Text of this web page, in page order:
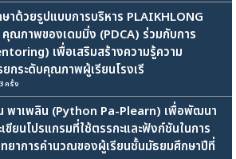
ด้วยรูปแบบการบริหาร PLAIKHLONG
คุณภาพของเดมมิ่ง (PDCA) ร่วมกับการ
เพื่อเสริมสร้างความรู้ความ
กระดับคุณภาพผู้เรียนโรงเรี
ครั้ง
พาเพลิน (Python Pa-Plearn) เพื่อพัฒนา
ขียนโปรแกรมที่ใช้ตรรกะและฟังก์ชันในการ
ยาการคำนวณของผู้เรียนชั้นมัธยมศึกษาปีที่